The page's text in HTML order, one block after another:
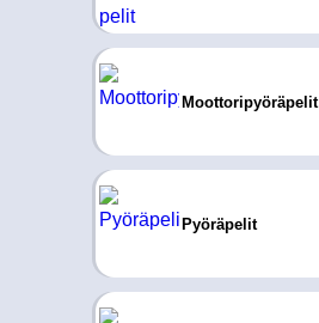
Moottoripyöräpelit
Pyöräpelit